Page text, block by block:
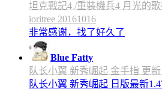
坦克戰記4 /重裝機兵4 月光的
ioritree 20161016
非常感谢，找了好久了
Blue Fatty
队长小翼 新秀崛起 金手指 更新
队长小翼 新秀崛起 日版最新